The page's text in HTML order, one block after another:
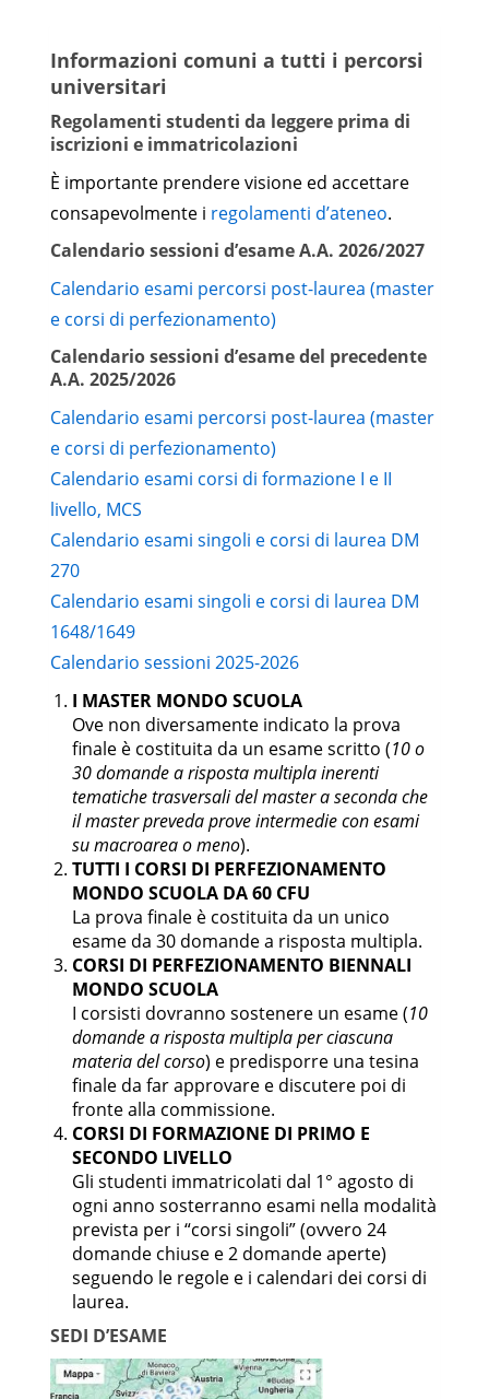
di Corso
03/B
APPLICATA
6
CEAR-
TEORIA DEI SISTEMI DI
6
CEAR-
03/A
PROGETTAZIONE DI
STRADE
9
LINGUA INGLESE
TIROCINIO
PROVA FINALE 12
A scelta
dello
studente
11/B
PROGETTO PER IL
CEAR-
01/B
COSTRUZIONI
IDRAULICHE II
IMAT-
01/A
MATERIALI
STRUTTURALI E PER
LE COSTRUZIONI
06/A
COMPLEMENTI DI
SCIENZA DELLE
COSTRUZIONI
9
IIND-07/B
TECNOLOGIE DI
CONTROLLO
9
CEAR-
12/A
TUTELA E SVILUPPO
DELLE
INFRASTRUTTURE
9
CEAR-
04/A
TELERILEVAMENTO DA
DRONI
GIUR-
06/A
FONDAMENTI DI
CONTRATTUALISTICA
IIND-07/B
ACUSTICA E
ILLUMINOTECNICA
9
Informazioni comuni a tutti i percorsi
universitari
Regolamenti studenti da leggere prima di
iscrizioni e immatricolazioni
È importante prendere visione ed accettare
consapevolmente i regolamenti d’ateneo.
Calendario sessioni d’esame A.A. 2026/2027
Calendario esami percorsi post-laurea (master
e corsi di perfezionamento)
Calendario sessioni d’esame del precedente
A.A. 2025/2026
Calendario esami percorsi post-laurea (master
e corsi di perfezionamento)
Calendario esami corsi di formazione I e II
livello, MCS
Calendario esami singoli e corsi di laurea DM
270
Calendario esami singoli e corsi di laurea DM
1648/1649
Calendario sessioni 2025-2026
I MASTER MONDO SCUOLA
Ove non diversamente indicato la prova
finale è costituita da un esame scritto (10 o
30 domande a risposta multipla inerenti
tematiche trasversali del master a seconda che
il master preveda prove intermedie con esami
su macroarea o meno).
TUTTI I CORSI DI PERFEZIONAMENTO
MONDO SCUOLA DA 60 CFU
La prova finale è costituita da un unico
esame da 30 domande a risposta multipla.
CORSI DI PERFEZIONAMENTO BIENNALI
MONDO SCUOLA
I corsisti dovranno sostenere un esame (10
domande a risposta multipla per ciascuna
materia del corso) e predisporre una tesina
finale da far approvare e discutere poi di
fronte alla commissione.
CORSI DI FORMAZIONE DI PRIMO E
SECONDO LIVELLO
Gli studenti immatricolati dal 1° agosto di
ogni anno sosterranno esami nella modalità
prevista per i “corsi singoli” (ovvero 24
domande chiuse e 2 domande aperte)
seguendo le regole e i calendari dei corsi di
laurea.
SEDI D’ESAME